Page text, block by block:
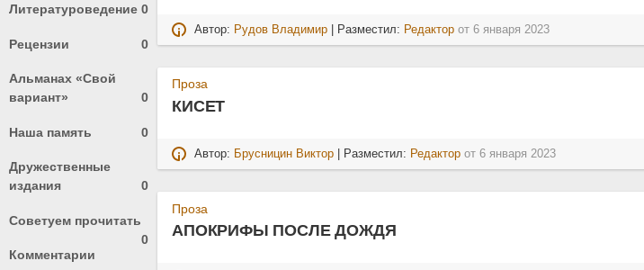
Литературоведение 0
Рецензии 0
Альманах «Свой
вариант»
0
Наша память 0
Дружественные
издания
0
Советуем прочитать
0
Комментарии
Автор: Рудов Владимир | Разместил: Редактор от6 января 2023
Проза
КИСЕТ
Автор: Брусницин Виктор | Разместил: Редактор от6 января 2023
Проза
АПОКРИФЫ ПОСЛЕ ДОЖДЯ